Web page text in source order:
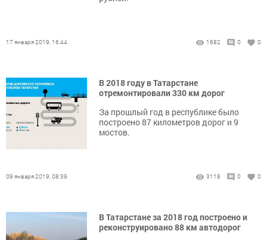
17 января 2019, 16:44 1682 0 0
В 2018 году в Татарстане
отремонтировали 330 км дорог
За прошлый год в республике было
построено 87 километров дорог и 9
мостов.
09 января 2019, 08:39 3118 0 0
В Татарстане за 2018 год построено и
реконструировано 88 км автодорог